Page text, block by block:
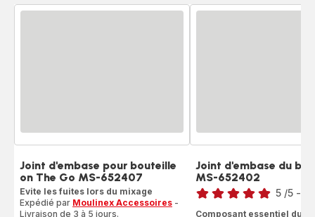
Joint d'embase pour bouteille
on The Go MS-652407
Evite les fuites lors du mixage
Expédié par Moulinex Accessoires -
Livraison de 3 à 5 jours.
Joint d'embase du bol
MS-652402
Note
5 /5 -
Composant essentiel du